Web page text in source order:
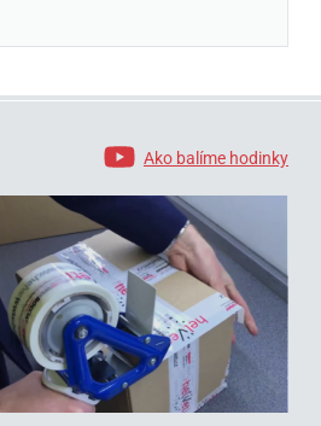
Ako balíme hodinky